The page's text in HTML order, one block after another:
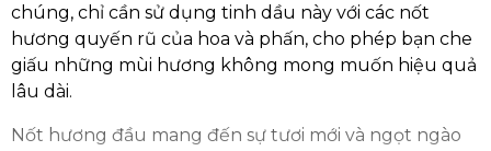
chúng, chỉ cần sử dụng tinh dầu này với các nốt
hương quyến rũ của hoa và phấn, cho phép bạn che
giấu những mùi hương không mong muốn hiệu quả
lâu dài.
Nốt hương đầu mang đến sự tươi mới và ngọt ngào